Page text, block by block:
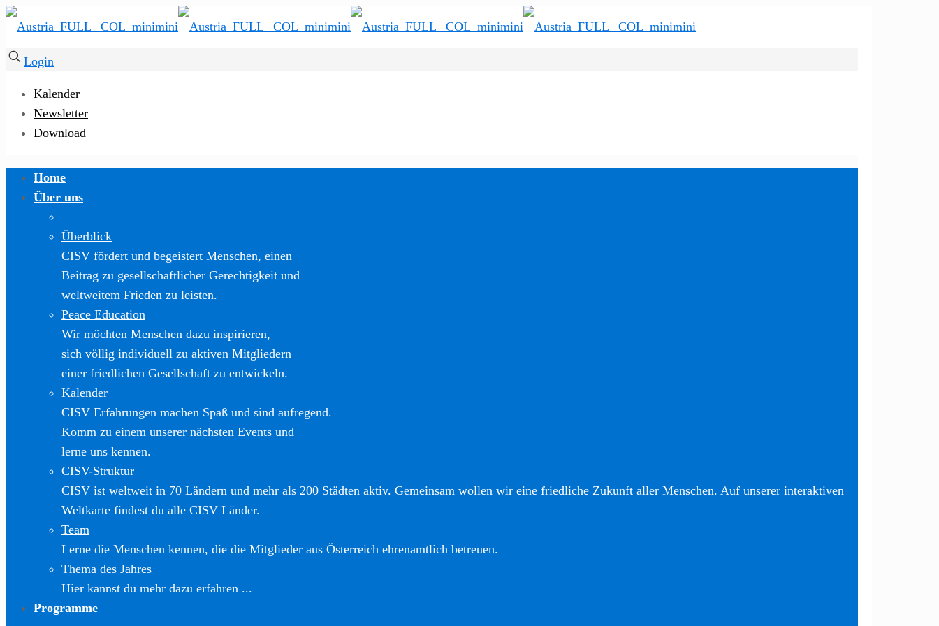
Login
Kalender
Newsletter
Download
Home
Über uns
Überblick
CISV fördert und begeistert Menschen, einen
Beitrag zu gesellschaftlicher Gerechtigkeit und
weltweitem Frieden zu leisten.
Peace Education
Wir möchten Menschen dazu inspirieren,
sich völlig individuell zu aktiven Mitgliedern
einer friedlichen Gesellschaft zu entwickeln.
Kalender
CISV Erfahrungen machen Spaß und sind aufregend.
Komm zu einem unserer nächsten Events und
lerne uns kennen.
CISV-Struktur
CISV ist weltweit in 70 Ländern und mehr als 200 Städten aktiv. Gemeinsam wollen wir eine friedliche Zukunft aller Menschen. Auf unserer interaktiven
Weltkarte findest du alle CISV Länder.
Team
Lerne die Menschen kennen, die die Mitglieder aus Österreich ehrenamtlich betreuen.
Thema des Jahres
Hier kannst du mehr dazu erfahren ...
Programme